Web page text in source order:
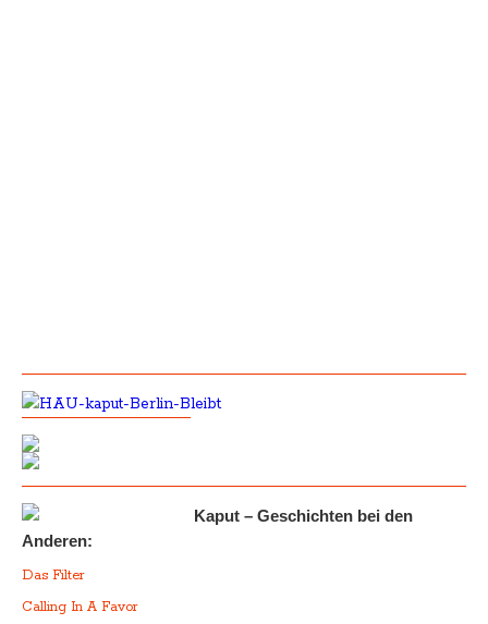
Kaput – Geschichten bei den
Anderen:
Das Filter
Calling In A Favor